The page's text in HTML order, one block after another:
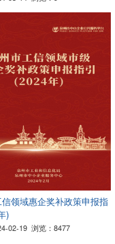
领域惠企奖补政策申报指
)
02-19 浏览：8477